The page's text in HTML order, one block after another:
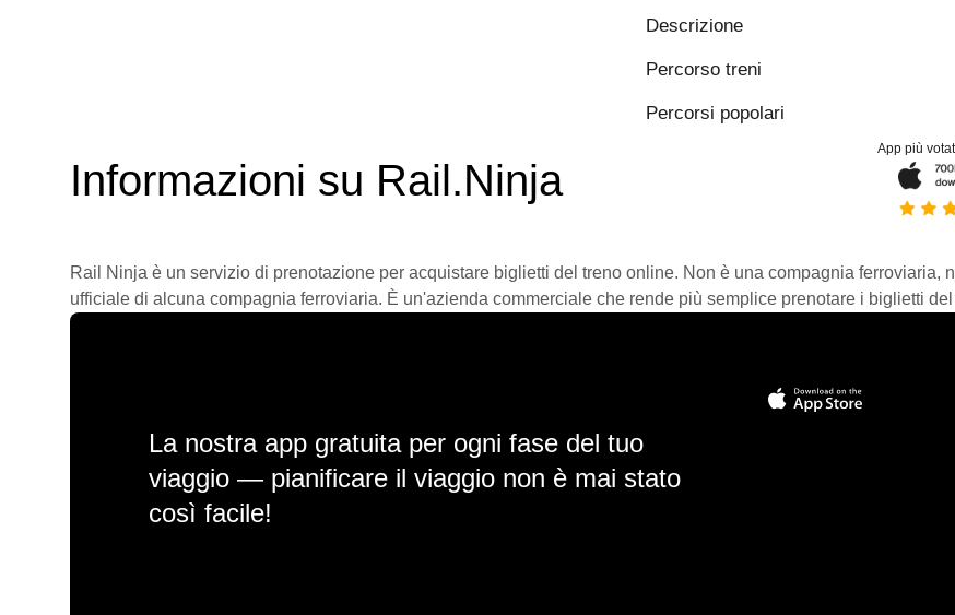
Descrizione
Percorso treni
Percorsi popolari
Informazioni su Rail.Ninja
App più
Rail Ninja è un servizio di prenotazione per acquistare biglietti del treno online. Non è una compagnia ferroviaria,
ufficiale di alcuna compagnia ferroviaria. È un'azienda commerciale che rende più semplice prenotare i biglietti
La nostra app gratuita per ogni fase del tuo
viaggio — pianificare il viaggio non è mai stato
così facile!